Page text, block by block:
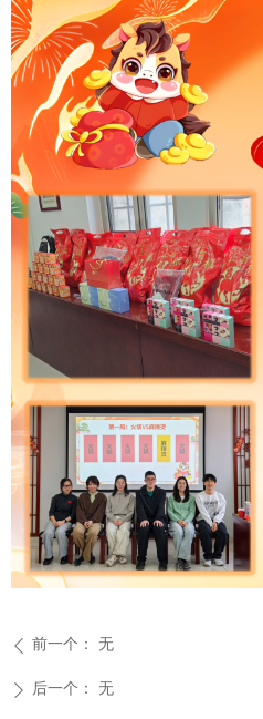
ꄴ 前一个： 无
ꄲ 后一个： 无